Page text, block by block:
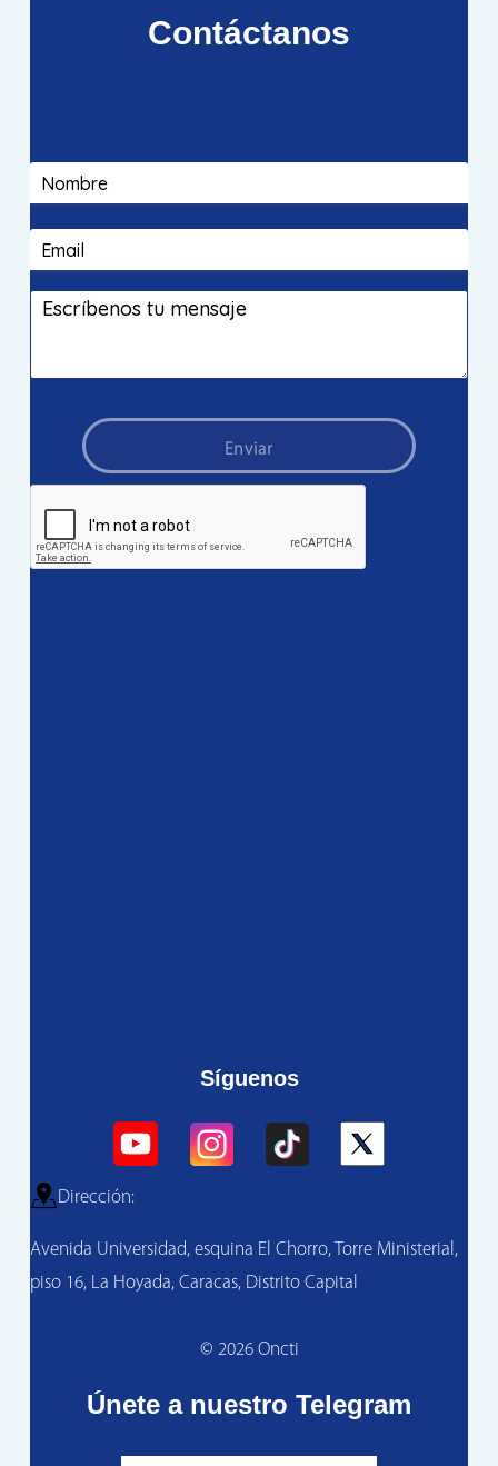
Contáctanos
Enviar
Síguenos
Dirección:
Avenida Universidad, esquina El Chorro, Torre Ministerial,
piso 16, La Hoyada, Caracas, Distrito Capital
© 2026 Oncti
Únete a nuestro Telegram